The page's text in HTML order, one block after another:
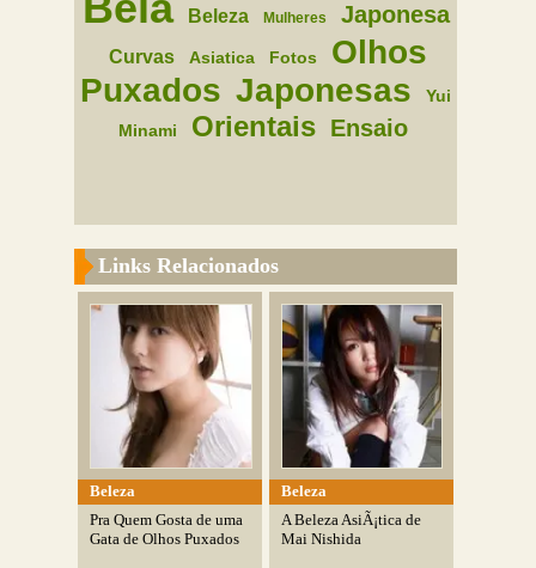
Beleza Mulheres Japonesa
Curvas Asiatica Fotos
Olhos
Puxados Japonesas
Yui
Minami
Orientais Ensaio
Links Relacionados
Beleza
Pra Quem Gosta de uma
Gata de Olhos Puxados
Beleza
A Beleza AsiÃ¡tica de
Mai Nishida